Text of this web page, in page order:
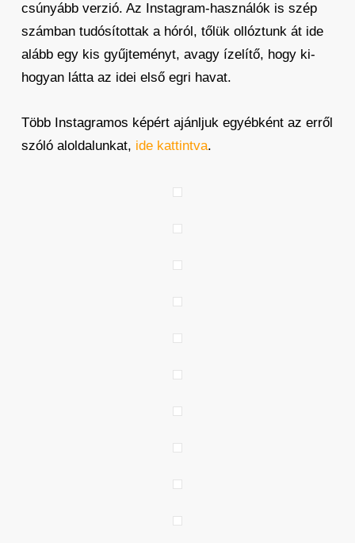
csúnyább verzió. Az Instagram-használók is szép
számban tudósítottak a hóról, tőlük ollóztunk át ide
alább egy kis gyűjteményt, avagy ízelítő, hogy ki-
hogyan látta az idei első egri havat.
Több Instagramos képért ajánljuk egyébként az erről
szóló aloldalunkat, ide kattintva.